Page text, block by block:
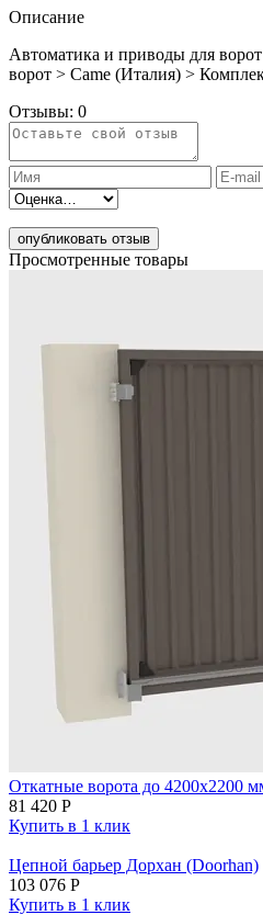
Описание
Автоматика и приводы для
ворот > Came (Италия) >
Отзывы: 0
опубликовать отзыв
Просмотренные товары
Откатные ворота до 4200х2200
81 420 Р
Купить в 1 клик
Цепной барьер Дорхан (Doorhan)
103 076 Р
Купить в 1 клик